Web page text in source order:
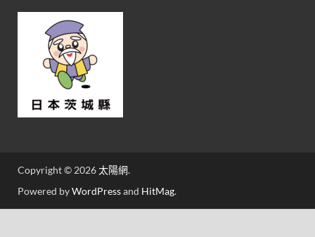
Copyright © 2026太陽網.
Powered byWordPressand HitMag.